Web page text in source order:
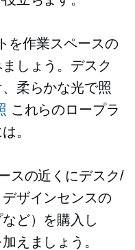
を作業スペースの
しょう。デスク
柔らかな光で照
これらのロープラ
。
スの近くにデスク/
ザインセンスの
ど）を購入し
えましょう。